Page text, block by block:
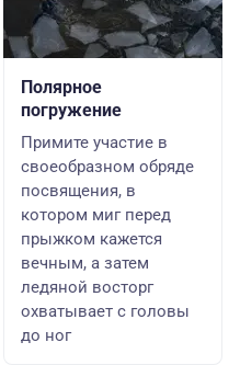
Полярное
погружение
Примите участие в
своеобразном обряде
посвящения, в
котором миг перед
прыжком кажется
вечным, а затем
ледяной восторг
охватывает с головы
до ног